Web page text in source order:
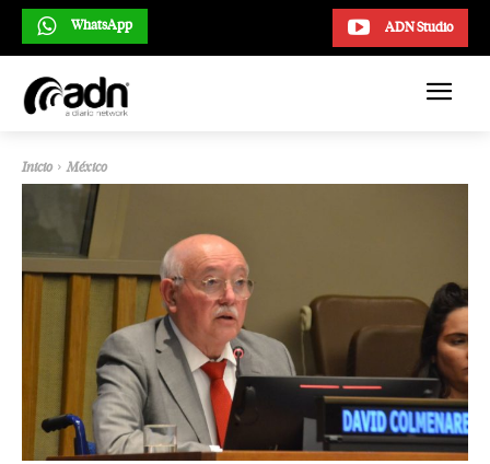
ADN Studio
WhatsApp
Inicio México